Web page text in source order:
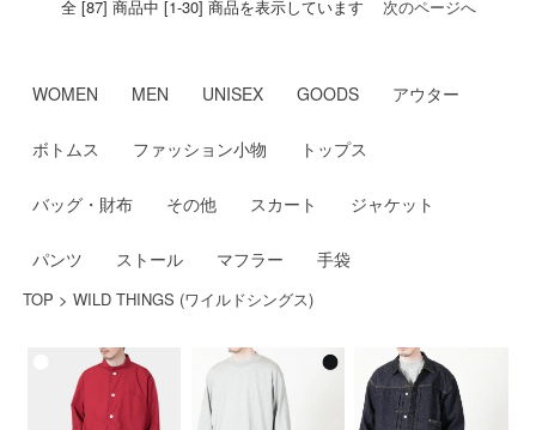
全 [87] 商品中 [1-30] 商品を表示しています 次のページへ
WOMEN MEN UNISEX GOODS アウター
ボトムス ファッション小物 トップス
バッグ・財布 その他 スカート ジャケット
パンツ ストール マフラー 手袋
TOP > WILD THINGS (ワイルドシングス)